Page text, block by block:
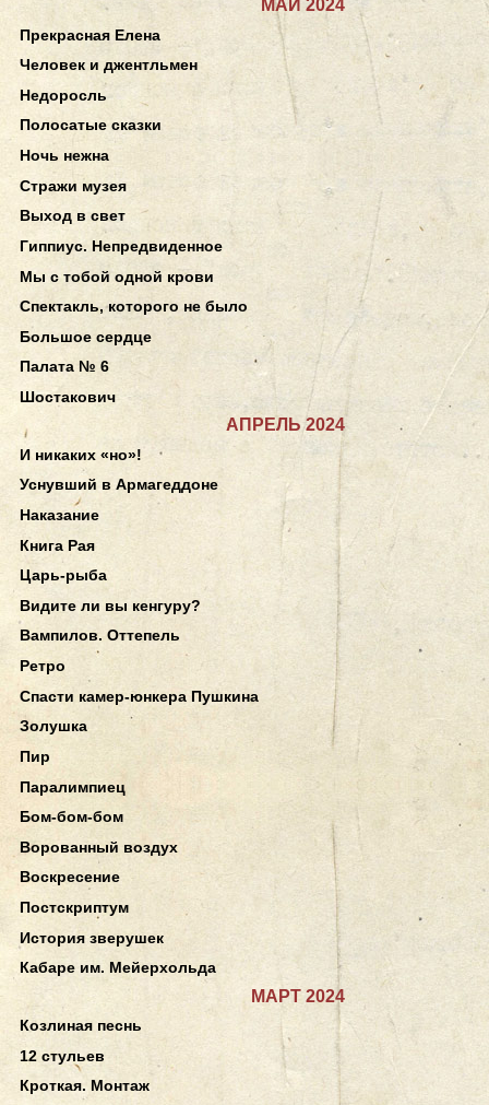
МАЙ 2024
Прекрасная Елена
Человек и джентльмен
Недоросль
Полосатые сказки
Ночь нежна
Стражи музея
Выход в свет
Гиппиус. Непредвиденное
Мы с тобой одной крови
Спектакль, которого не было
Большое сердце
Палата № 6
Шостакович
АПРЕЛЬ 2024
И никаких «но»!
Уснувший в Армагеддоне
Наказание
Книга Рая
Царь-рыба
Видите ли вы кенгуру?
Вампилов. Оттепель
Ретро
Спасти камер-юнкера Пушкина
Золушка
Пир
Паралимпиец
Бом-бом-бом
Ворованный воздух
Воскресение
Постскриптум
История зверушек
Кабаре им. Мейерхольда
МАРТ 2024
Козлиная песнь
12 стульев
Кроткая. Монтаж